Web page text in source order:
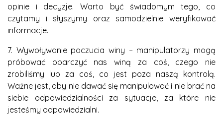
opinie i decyzje. Warto być świadomym tego, co
czytamy i słyszymy oraz samodzielnie weryfikować
informacje.
7. Wywoływanie poczucia winy – manipulatorzy mogą
próbować obarczyć nas winą za coś, czego nie
zrobiliśmy lub za coś, co jest poza naszą kontrolą.
Ważne jest, aby nie dawać się manipulować i nie brać na
siebie odpowiedzialności za sytuacje, za które nie
jesteśmy odpowiedzialni.